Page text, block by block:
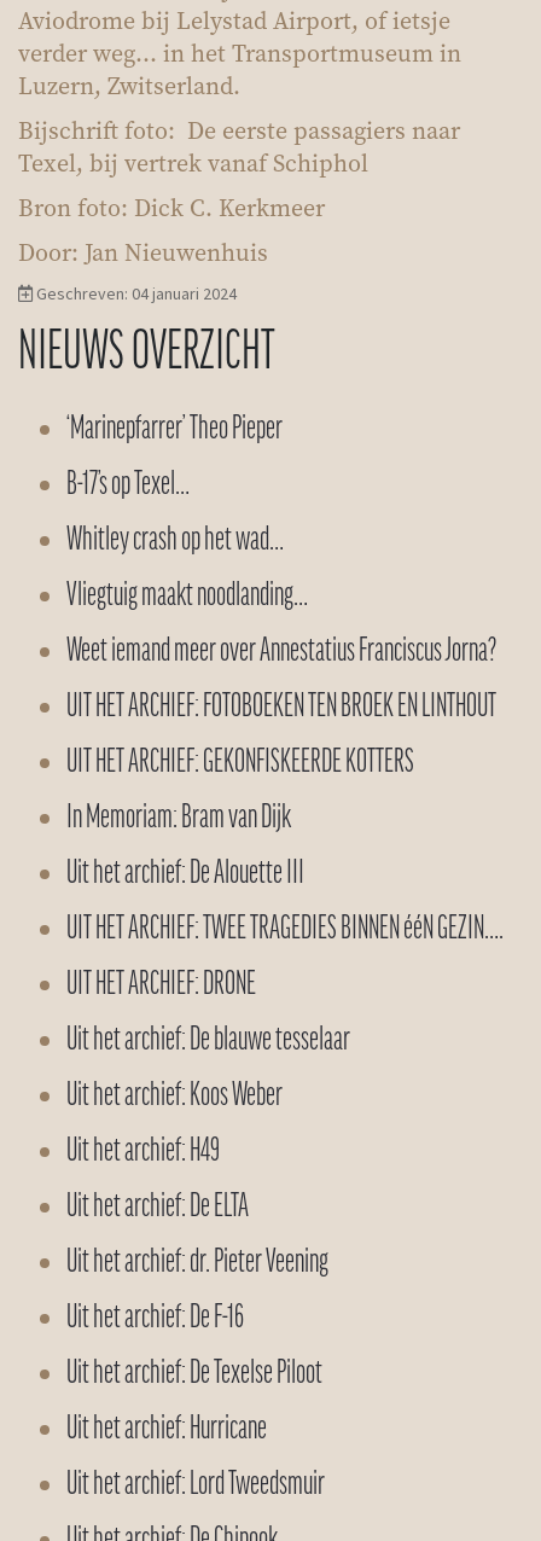
Aviodrome bij Lelystad Airport, of ietsje
verder weg… in het Transportmuseum in
Luzern, Zwitserland.
Bijschrift foto: De eerste passagiers naar
Texel, bij vertrek vanaf Schiphol
Bron foto: Dick C. Kerkmeer
Door: Jan Nieuwenhuis
Geschreven: 04 januari 2024
NIEUWS OVERZICHT
‘Marinepfarrer’ Theo Pieper
B-17’s op Texel…
Whitley crash op het wad…
Vliegtuig maakt noodlanding…
Weet iemand meer over Annestatius Franciscus Jorna?
UIT HET ARCHIEF: FOTOBOEKEN TEN BROEK EN LINTHOUT
UIT HET ARCHIEF: GEKONFISKEERDE KOTTERS
In Memoriam: Bram van Dijk
Uit het archief: De Alouette III
UIT HET ARCHIEF: TWEE TRAGEDIES BINNEN ééN GEZIN….
UIT HET ARCHIEF: DRONE
Uit het archief: De blauwe tesselaar
Uit het archief: Koos Weber
Uit het archief: H49
Uit het archief: De ELTA
Uit het archief: dr. Pieter Veening
Uit het archief: De F-16
Uit het archief: De Texelse Piloot
Uit het archief: Hurricane
Uit het archief: Lord Tweedsmuir